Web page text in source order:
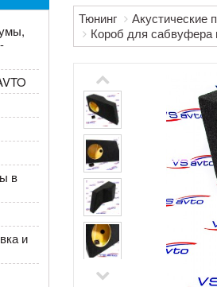
в
и
Тюнинг
Акустические
Короб для сабвуфера